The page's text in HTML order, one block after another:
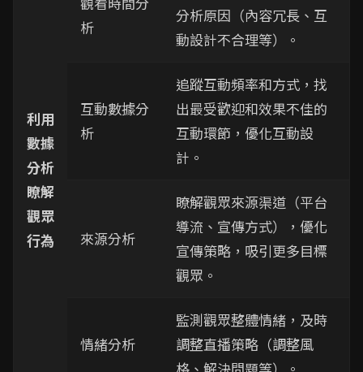
利用
數據
分析
瞭解
觀眾
行為
析
分析原因（內容冗長、互
動設計不合理等）。
互動數據分
析
追蹤互動頻率和方式，找
出最受歡迎和效果不佳的
互動環節，優化互動設
計。
來源分析
瞭解觀眾來源渠道（平台
導流、宣傳方式），優化
宣傳策略，吸引更多目標
觀眾。
情緒分析
監測觀眾整體情緒，及時
調整直播策略（調整風